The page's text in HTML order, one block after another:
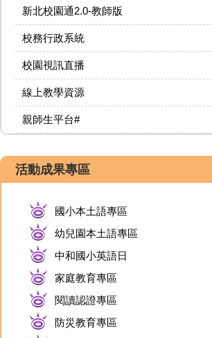
新北校園通2.0-教師版
校務行政系統
校園視訊直播
線上教學資源
親師生平台#
活動成果專區
國小本土語專區
幼兒園本土語專區
中和國小英語日
家庭教育專區
閱讀認證專區
防災教育專區